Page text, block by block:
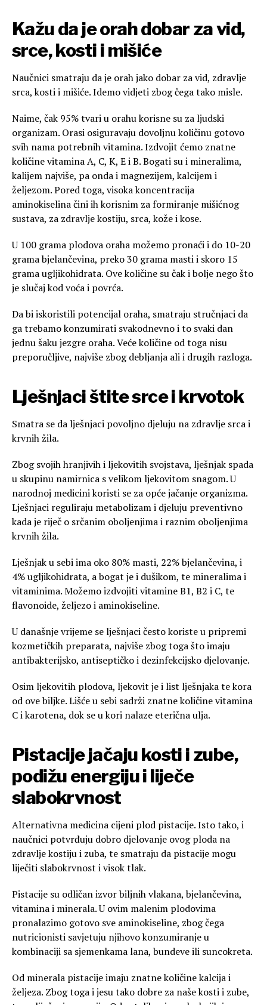
Kažu da je orah dobar za vid,
srce, kosti i mišiće
Naučnici smatraju da je orah jako dobar za vid, zdravlje
srca, kosti i mišiće. Idemo vidjeti zbog čega tako misle.
Naime, čak 95% tvari u orahu korisne su za ljudski
organizam. Orasi osiguravaju dovoljnu količinu gotovo
svih nama potrebnih vitamina. Izdvojit ćemo znatne
količine vitamina A, C, K, E i B. Bogati su i mineralima,
kalijem najviše, pa onda i magnezijem, kalcijem i
željezom. Pored toga, visoka koncentracija
aminokiselina čini ih korisnim za formiranje mišićnog
sustava, za zdravlje kostiju, srca, kože i kose.
U 100 grama plodova oraha možemo pronaći i do 10-20
grama bjelančevina, preko 30 grama masti i skoro 15
grama ugljikohidrata. Ove količine su čak i bolje nego što
je slučaj kod voća i povrća.
Da bi iskoristili potencijal oraha, smatraju stručnjaci da
ga trebamo konzumirati svakodnevno i to svaki dan
jednu šaku jezgre oraha. Veće količine od toga nisu
preporučljive, najviše zbog debljanja ali i drugih razloga.
Lješnjaci štite srce i krvotok
Smatra se da lješnjaci povoljno djeluju na zdravlje srca i
krvnih žila.
Zbog svojih hranjivih i ljekovitih svojstava, lješnjak spada
u skupinu namirnica s velikom ljekovitom snagom. U
narodnoj medicini koristi se za opće jačanje organizma.
Lješnjaci reguliraju metabolizam i djeluju preventivno
kada je riječ o srčanim oboljenjima i raznim oboljenjima
krvnih žila.
Lješnjak u sebi ima oko 80% masti, 22% bjelančevina, i
4% ugljikohidrata, a bogat je i dušikom, te mineralima i
vitaminima. Možemo izdvojiti vitamine B1, B2 i C, te
flavonoide, željezo i aminokiseline.
U današnje vrijeme se lješnjaci često koriste u pripremi
kozmetičkih preparata, najviše zbog toga što imaju
antibakterijsko, antiseptičko i dezinfekcijsko djelovanje.
Osim ljekovitih plodova, ljekovit je i list lješnjaka te kora
od ove biljke. Lišće u sebi sadrži znatne količine vitamina
C i karotena, dok se u kori nalaze eterična ulja.
Pistacije jačaju kosti i zube,
podižu energiju i liječe
slabokrvnost
Alternativna medicina cijeni plod pistacije. Isto tako, i
naučnici potvrđuju dobro djelovanje ovog ploda na
zdravlje kostiju i zuba, te smatraju da pistacije mogu
liječiti slabokrvnost i visok tlak.
Pistacije su odličan izvor biljnih vlakana, bjelančevina,
vitamina i minerala. U ovim malenim plodovima
pronalazimo gotovo sve aminokiseline, zbog čega
nutricionisti savjetuju njihovo konzumiranje u
kombinaciji sa sjemenkama lana, bundeve ili suncokreta.
Od minerala pistacije imaju znatne količine kalcija i
željeza. Zbog toga i jesu tako dobre za naše kosti i zube,